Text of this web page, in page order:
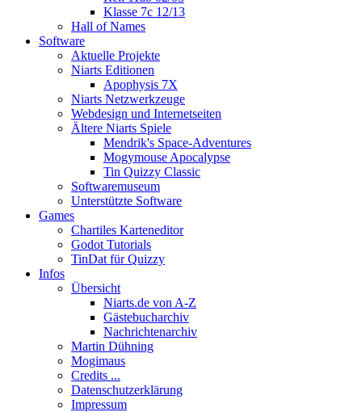
Klasse 7c 12/13
Hall of Names
Software
Aktuelle Projekte
Niarts Editionen
Apophysis 7X
Niarts Netzwerkzeuge
Webdesign und Internetseiten
Ältere Niarts Spiele
Mendrik's Space-Adventures
Mogymouse Apocalypse
Tin Quizzy Classic
Softwaremuseum
Unterstützte Software
Games
Chartiles Karteneditor
Godot Tutorials
TinDat für Quizzy
Infos
Übersicht
Niarts.de von A-Z
Gästebucharchiv
Nachrichtenarchiv
Martin Dühning
Mogimaus
Credits ...
Datenschutzerklärung
Impressum